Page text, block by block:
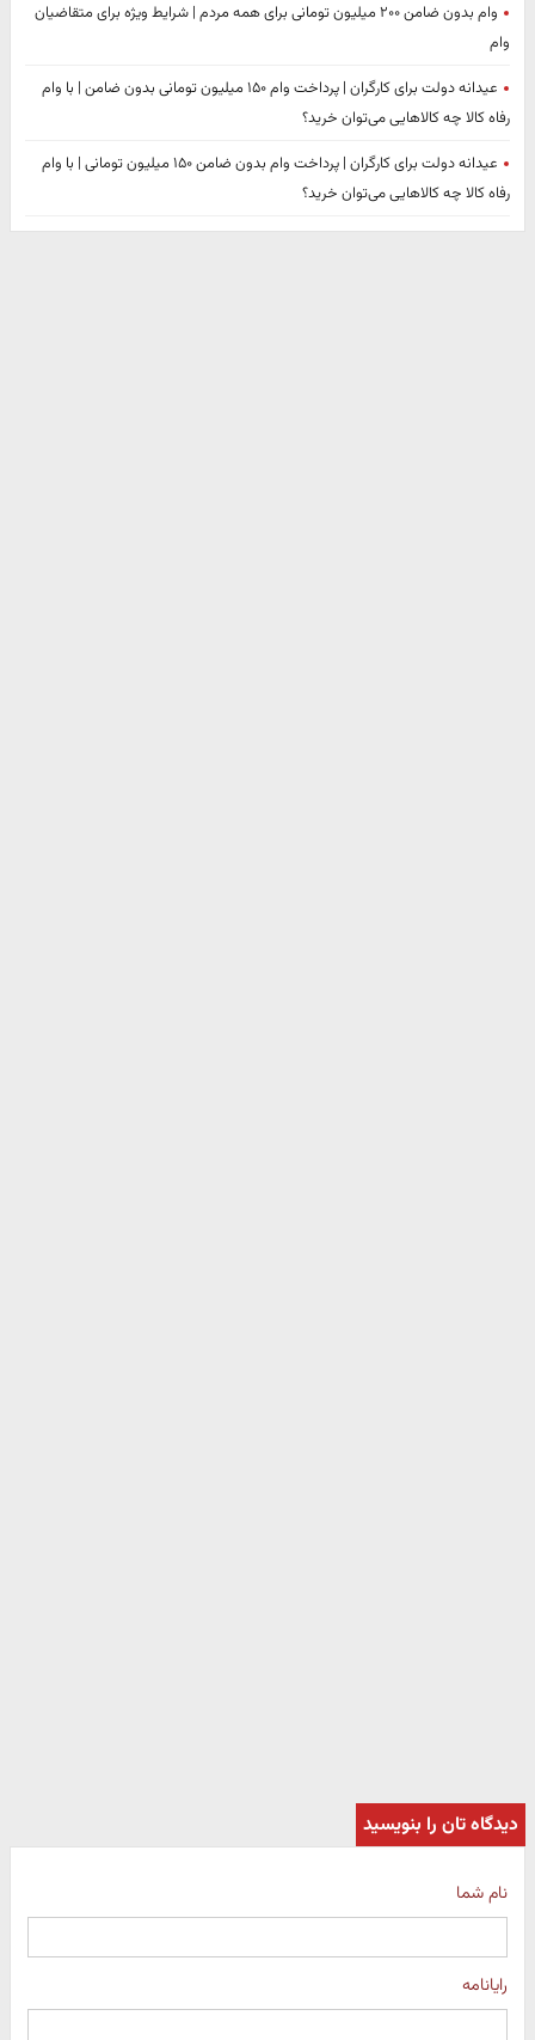
وام بدون ضامن ۲۰۰ میلیون تومانی برای همه مردم | شرایط ویژه برای متقاضیان
وام
عیدانه دولت برای کارگران | پرداخت وام ۱۵۰ میلیون تومانی بدون ضامن | با وام
رفاه کالا چه کالاهایی می‌توان خرید؟
عیدانه دولت برای کارگران | پرداخت وام بدون ضامن ۱۵۰ میلیون تومانی | با وام
رفاه کالا چه کالاهایی می‌توان خرید؟
دیدگاه تان را بنویسید
نام شما
رایانامه